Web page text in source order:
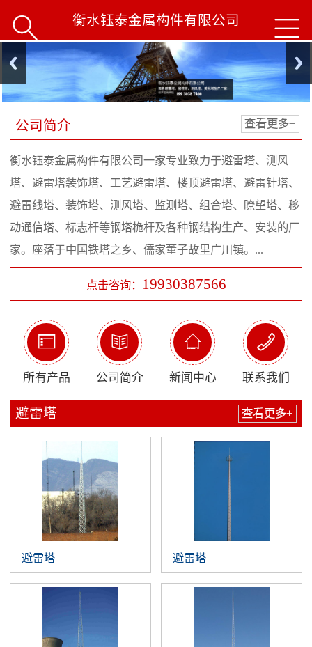

 衡水钰泰金属构件有限公司
公司简介 查看更多+
衡水钰泰金属构件有限公司一家专业致力于避雷塔、测风
塔、避雷塔装饰塔、工艺避雷塔、楼顶避雷塔、避雷针塔、
避雷线塔、装饰塔、测风塔、监测塔、组合塔、瞭望塔、移
动通信塔、标志杆等钢塔桅杆及各种钢结构生产、安装的厂
家。座落于中国铁塔之乡、儒家董子故里广川镇。...
点击咨询： 19930387566

所有产品

公司简介

新闻中心

联系我们
避雷塔 查看更多+
避雷塔 避雷塔